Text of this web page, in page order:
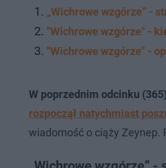
„Wichrowe wzgórze” -
"Wichrowe wzgórze" -
"Wichrowe wzgórze" -
W poprzednim odcinku (365)
rozpoczął natychmiast
wiadomość o ciąży Zeynep.